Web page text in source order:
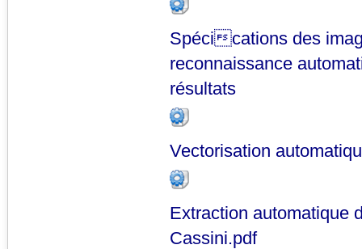
Spécications des
reconnaissance
résultats
Vectorisation
Extraction automatique
Cassini.pdf